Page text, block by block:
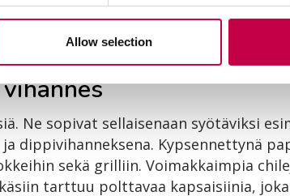
Allow selection
Ne sopivat sellaisenaan syötäviksi
dippivihanneksena. Kypsennettynä
sekä grilliin. Voimakkaimpia
tarttuu polttavaa kapsaisiinia,